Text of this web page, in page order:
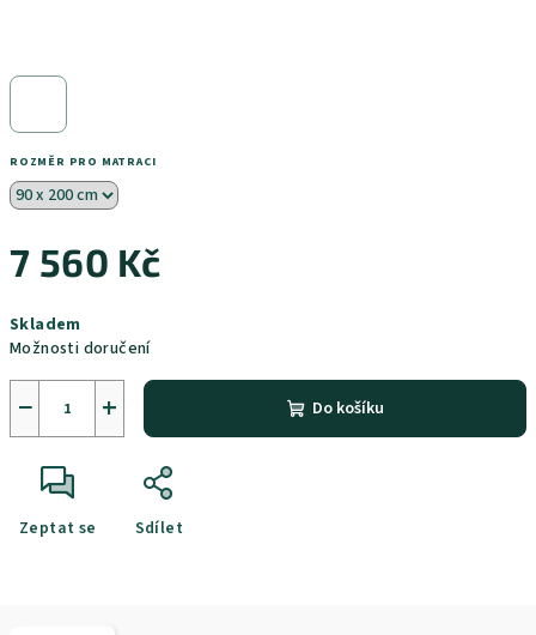
ROZMĚR PRO MATRACI
7 560 Kč
cena:
Skladem
Možnosti doručení
+
− Do košíku
Zeptat se Sdílet